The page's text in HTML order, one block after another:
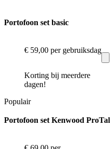
Portofoon set basic
€ 59,00 per gebruiksdag
Korting bij meerdere
dagen!
Portofoon set Kenwood
Populair